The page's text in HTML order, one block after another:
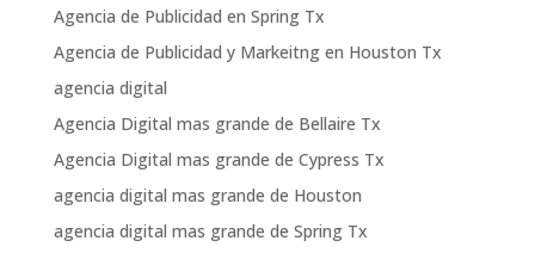
Agencia de Publicidad en Spring Tx
Agencia de Publicidad y Markeitng en Houston Tx
agencia digital
Agencia Digital mas grande de Bellaire Tx
Agencia Digital mas grande de Cypress Tx
agencia digital mas grande de Houston
agencia digital mas grande de Spring Tx